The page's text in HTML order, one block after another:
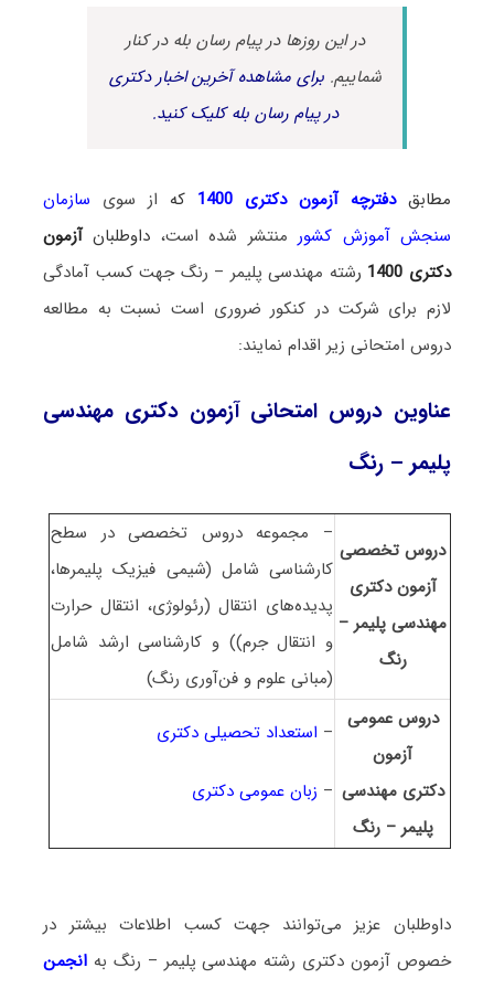
در این روزها در پیام رسان بله در کنار
شماییم.برای مشاهده آخرین اخبار دکتری
در پیام رسان بله کلیک کنید.
مطابق دفترچه آزمون دکتری 1400 که از سوی سازمان
سنجش آموزش کشورمنتشر شده است، داوطلبانآزمون
دکتری 1400
رشته مهندسی پلیمر – رنگ جهت کسب آمادگی
لازم برای شرکت در کنکور ضروری است نسبت به مطالعه
دروس امتحانی زیر اقدام نمایند:
عناوین دروس امتحانی آزمون دکتری مهندسی
پلیمر – رنگ
دروس تخصصی
آزمون دکتری
مهندسی پلیمر –
رنگ
– مجموعه دروس تخصصی در سطح
کارشناسی شامل (شیمی فیزیک پلیمرها،
پدیده‌های انتقال (رئولوژی، انتقال حرارت
و انتقال جرم)) و کارشناسی ارشد شامل
(مبانی علوم و فن‌آوری رنگ)
دروس عمومی
آزمون
دکتری مهندسی
پلیمر – رنگ
– استعداد تحصیلی دکتری
– زبان عمومی دکتری
داوطلبان عزیز می‌توانند جهت کسب اطلاعات بیشتر در
خصوص آزمون دکتری رشته مهندسی پلیمر – رنگ بهانجمن